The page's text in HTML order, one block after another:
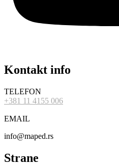
Kontakt info
TELEFON
+381 11 4155 006
EMAIL
info@maped.rs
Strane